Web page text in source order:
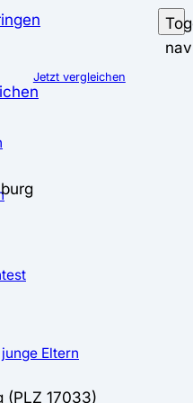
Eltern
Jetzt vergleichen
(PLZ 17033)